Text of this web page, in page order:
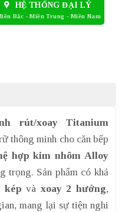
HỆ THỐNG ĐẠI LÝ
rút/xoay Titanium
thông minh cho căn bếp
hợp kim nhôm Alloy
trọng. Sản phẩm có khả
kép và xoay 2 hướng,
mang lại sự tiện nghi